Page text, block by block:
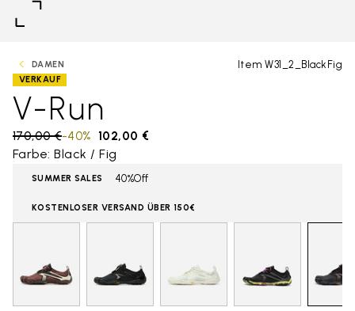
DAMEN Item W31_2_BlackFig
VERKAUF
V-Run
Price reduced from
170,00 €to 102,00 €
-40%
Farbe: Black / Fig
SUMMER SALES 40%Off
KOSTENLOSER VERSAND ÜBER 150€